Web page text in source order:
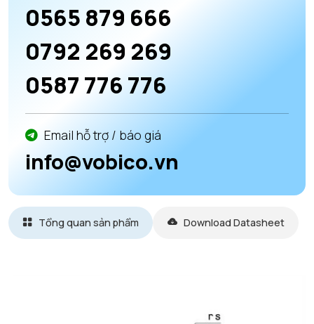
0565 879 666
0792 269 269
0587 776 776
Email hỗ trợ / báo giá
info@vobico.vn
Tổng quan sản phẩm Download Datasheet